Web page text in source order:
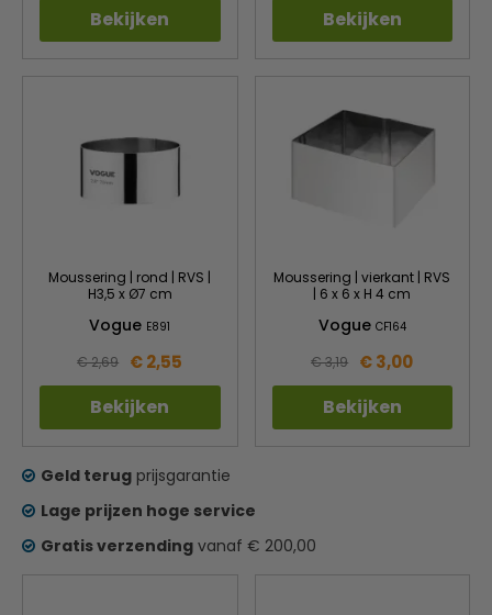
Bekijken Bekijken
Moussering | rond | RVS |
H3,5 x Ø7 cm
Vogue E891
€ 2,69 € 2,55
Bekijken
Moussering | vierkant | RVS
| 6 x 6 x H 4 cm
Vogue CF164
€ 3,19 € 3,00
Bekijken
Geld terug prijsgarantie
Lage prijzen hoge service
Gratis verzending vanaf € 200,00